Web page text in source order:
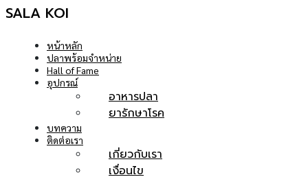
SALA KOI
หน้าหลัก
ปลาพร้อมจำหน่าย
Hall of Fame
อุปกรณ์
อาหารปลา
ยารักษาโรค
บทความ
ติดต่อเรา
เกี่ยวกับเรา
เงื่อนไข